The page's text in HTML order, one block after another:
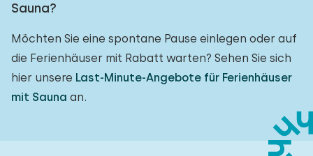
Sauna?
Möchten Sie eine spontane Pause einlegen oder auf
die Ferienhäuser mit Rabatt warten? Sehen Sie sich
hier unsere Last-Minute-Angebote für Ferienhäuser
mit Sauna an.